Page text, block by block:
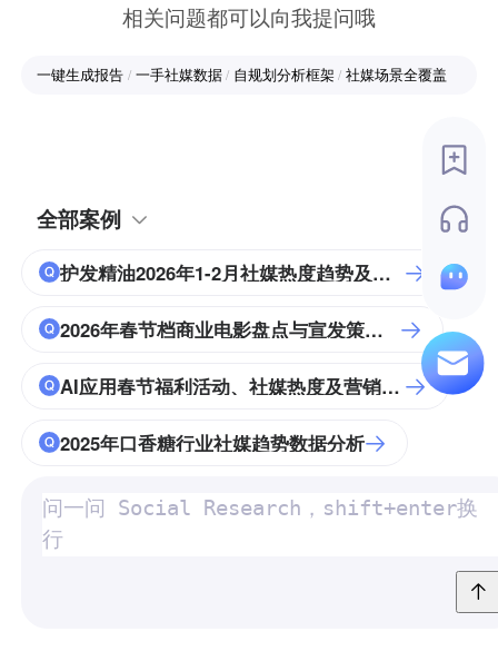
相关问题都可以向我提问哦
一键生成报告 / 一手社媒数据 / 自规划分析框架 / 社媒场景全覆盖
全部案例
护发精油2026年1-2月社媒热度趋势及驱动分析
2026年春节档商业电影盘点与宣发策略分析
AI应用春节福利活动、社媒热度及营销策略分析
2025年口香糖行业社媒趋势数据分析